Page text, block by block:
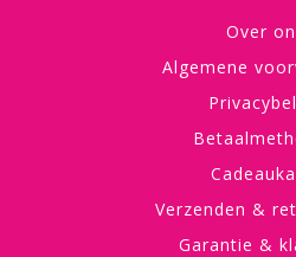
Over
Algemene
Verzenden &
Garantie &